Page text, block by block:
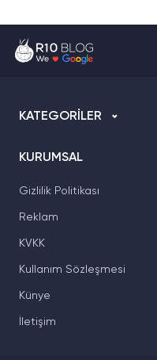
KATEGORİLER
KURUMSAL
Gizlilik Politikası
Reklam
KVKK
Kullanım Sözleşmesi
Künye
İletişim